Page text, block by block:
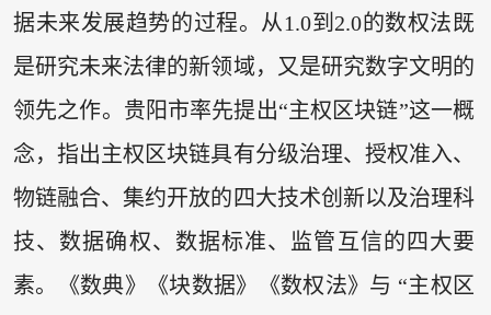
据未来发展趋势的过程。从1.0到2.0的数权法既
是研究未来法律的新领域，又是研究数字文明的
领先之作。贵阳市率先提出“主权区块链”这一概
念，指出主权区块链具有分级治理、授权准入、
物链融合、集约开放的四大技术创新以及治理科
技、数据确权、数据标准、监管互信的四大要
素。《数典》《块数据》《数权法》与 “主权区